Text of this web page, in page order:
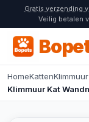
Gratis verzending
Veilig betalen
HomeKatten
Klimmuur Kat